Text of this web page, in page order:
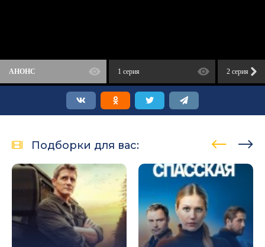
АНОНС 1 серия 2 серия
Подборки для вас: